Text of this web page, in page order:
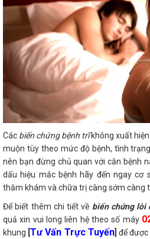
Các biến chứng bệnh trĩkhông xuất
muộn tùy theo mức độ bệnh, tình
nên bạn đừng chủ quan với căn bệnh
dấu hiệu mắc bệnh hãy đến ngay cơ
thăm khám và chữa trị càng sớm càng
Để biết thêm chi tiết về biến chứng lòi
quả xin vui long liên hệ theo số máy
khung [Tư Vấn Trực Tuyến] để được